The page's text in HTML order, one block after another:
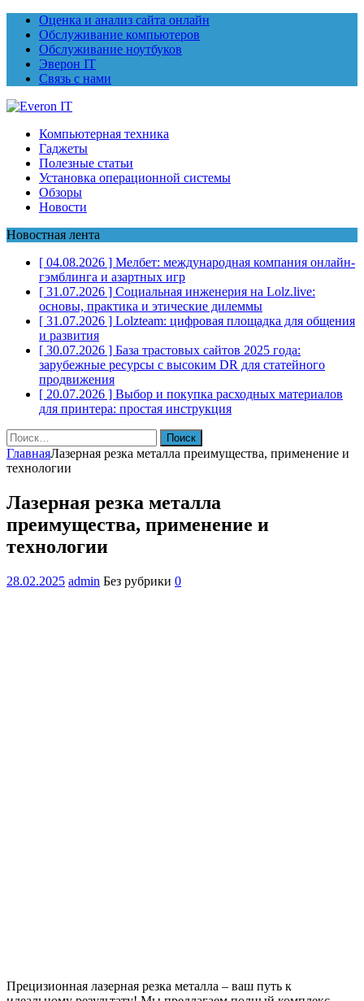
Оценка и анализ сайта онлайн
Обслуживание компьютеров
Обслуживание ноутбуков
Эверон IT
Связь с нами
Компьютерная техника
Гаджеты
Полезные статьи
Установка операционной системы
Обзоры
Новости
Новостная лента
[ 04.08.2026 ] Мелбет: международная компания онлайн-
гэмблинга и азартных игр
[ 31.07.2026 ] Социальная инженерия на Lolz.live:
основы, практика и этические дилеммы
[ 31.07.2026 ] Lolzteam: цифровая площадка для общения
и развития
[ 30.07.2026 ] База трастовых сайтов 2025 года:
зарубежные ресурсы с высоким DR для статейного
продвижения
[ 20.07.2026 ] Выбор и покупка расходных материалов
для принтера: простая инструкция
Найти:
ГлавнаяЛазерная резка металла преимущества, применение и
технологии
Лазерная резка металла
преимущества, применение и
технологии
28.02.2025 admin Без рубрики 0
Прецизионная лазерная резка металла – ваш путь к